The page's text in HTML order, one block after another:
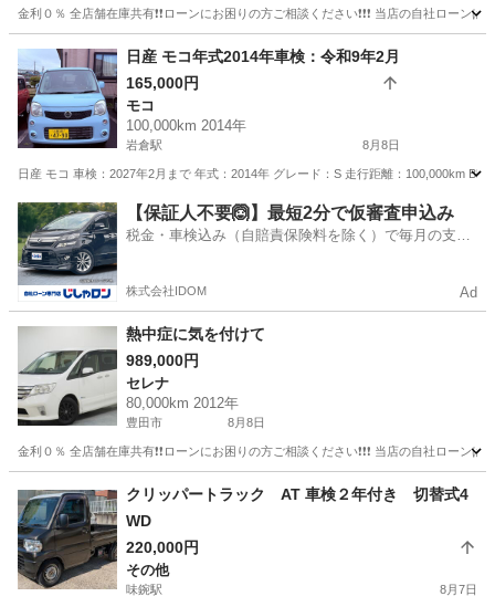
金利０％ 全店舗在庫共有❗️❗️ローンにお困りの方ご相談ください❗️❗️❗️ 当店の自社ロ
愛知 豊田市 ジューク ローン
日産 モコ年式2014年車検：令和9年2月
165,000円
モコ
100,000km 2014年
岩倉駅 8月8日
日産 モコ 車検：2027年2月まで 年式：2014年 グレード：S 走行距離：100,000km
愛知 岩倉市 岩倉駅 モコ 走行距離
【保証人不要🙆】最短2分で仮審査申込み
税金・車検込み（自賠責保険料を除く）で毎月の支払
株式会社IDOM Ad
熱中症に気を付けて
989,000円
セレナ
80,000km 2012年
豊田市 8月8日
金利０％ 全店舗在庫共有❗️❗️ローンにお困りの方ご相談ください❗️❗️❗️ 当店の自社ロ
セレナ ローン
クリッパートラック AT 車検２年付き 切替式4
WD
220,000円
その他
味鋺駅 8月7日